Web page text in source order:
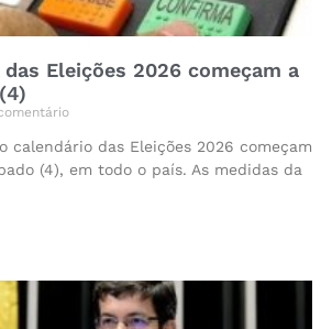
Eleições 2026 começam a
calendário das Eleições 2026 começam
(4), em todo o país. As medidas da